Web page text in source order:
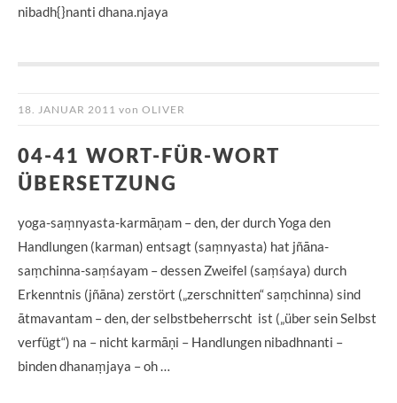
nibadh{}nanti dhana.njaya
18. JANUAR 2011 von OLIVER
04-41 WORT-FÜR-WORT
ÜBERSETZUNG
yoga-saṃnyasta-karmāṇam – den, der durch Yoga den
Handlungen (karman) entsagt (saṃnyasta) hat jñāna-
saṃchinna-saṃśayam – dessen Zweifel (saṃśaya) durch
Erkenntnis (jñāna) zerstört („zerschnitten“ saṃchinna) sind
ātmavantam – den, der selbstbeherrscht ist („über sein Selbst
verfügt“) na – nicht karmāṇi – Handlungen nibadhnanti –
binden dhanaṃjaya – oh …